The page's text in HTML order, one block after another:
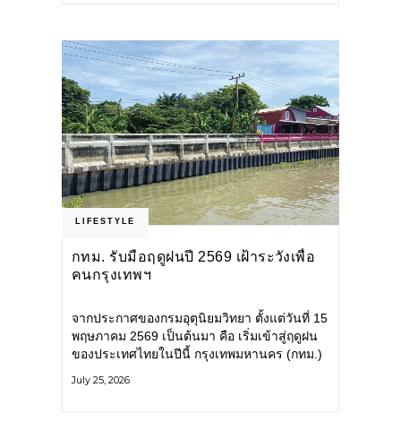
LIFESTYLE
กทม. รับมือฤดูฝนปี 2569 เฝ้าระวังเพื่อ
คนกรุงเทพฯ
จากประกาศของกรมอุตุนิยมวิทยา ตั้งแต่วันที่ 15
พฤษภาคม 2569 เป็นต้นมา คือ เริ่มเข้าสู่ฤดูฝน
ของประเทศไทยในปีนี้ กรุงเทพมหานคร (กทม.)
โครงสร้างพื้นฐาน
July 25, 2026